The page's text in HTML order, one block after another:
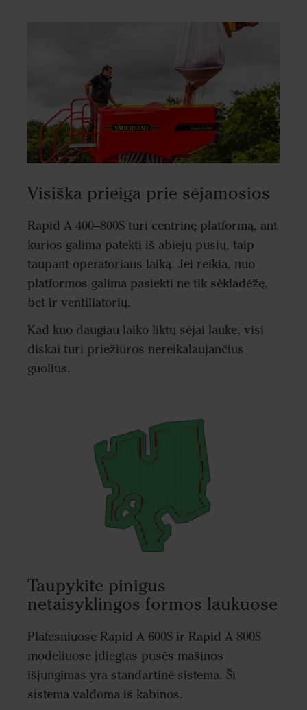
Visiška prieiga prie sėjamosios
Rapid A 400–800S turi centrinę platformą, ant
kurios galima patekti iš abiejų pusių, taip
taupant operatoriaus laiką. Jei reikia, nuo
platformos galima pasiekti ne tik sėkladėžę,
bet ir ventiliatorių.
Kad kuo daugiau laiko liktų sėjai lauke, visi
diskai turi priežiūros nereikalaujančius
guolius.
Taupykite pinigus
netaisyklingos formos laukuose
Platesniuose Rapid A 600S ir Rapid A 800S
modeliuose įdiegtas pusės mašinos
išjungimas yra standartinė sistema. Ši
sistema valdoma iš kabinos.